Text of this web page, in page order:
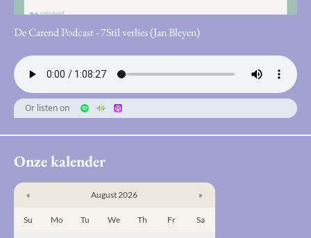
De Carend Podcast - 7Stil verlies (Jan Bleyen)
Or listen on
Onze kalender
« August 2026 »
Su Mo Tu We Th Fr Sa